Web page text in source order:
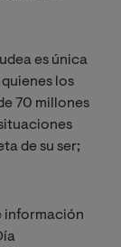
es única
los
70 millones
de su ser;
información